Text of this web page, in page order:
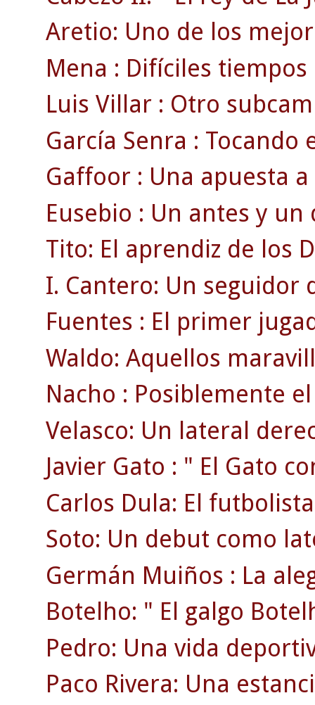
Aretio: Uno de los
Mena : Difíciles
Luis Villar : Otro
García Senra : Tocando
Gaffoor : Una apuesta
Eusebio : Un antes y un
Tito: El aprendiz de los
I. Cantero: Un seguidor
Fuentes : El primer
Waldo: Aquellos
Nacho : Posiblemente
Velasco: Un lateral
Javier Gato : " El Gato
Carlos Dula: El
Soto: Un debut como
Germán Muiños : La
Botelho: " El galgo
Pedro: Una vida
Paco Rivera: Una